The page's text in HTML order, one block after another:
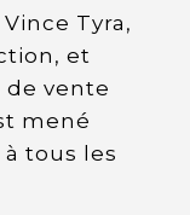
Tyra,
et
de vente
mené
tous les